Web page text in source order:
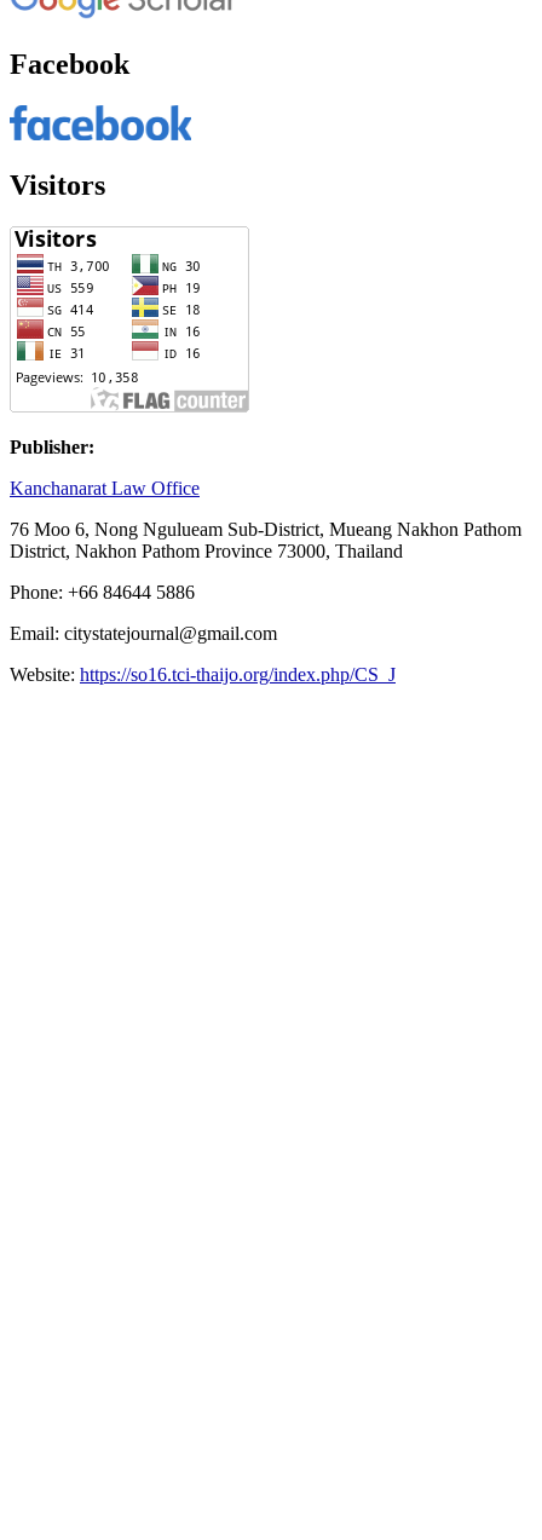
Facebook
Visitors
Publisher:
Kanchanarat Law Office
76 Moo 6, Nong Ngulueam Sub-District, Mueang Nakhon Pathom
District, Nakhon Pathom Province 73000, Thailand
Phone: +66 84644 5886
Email: citystatejournal@gmail.com
Website: https://so16.tci-thaijo.org/index.php/CS_J